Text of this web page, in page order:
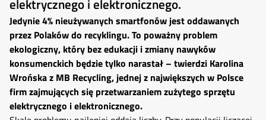
elektrycznego i elektronicznego.
Jedynie 4% nieużywanych smartfonów jest oddawanych
przez Polaków do recyklingu. To poważny problem
ekologiczny, który bez edukacji i zmiany nawyków
konsumenckich będzie tylko narastał – twierdzi Karolina
Wrońska z MB Recycling, jednej z największych w Polsce
firm zajmujących się przetwarzaniem zużytego sprzętu
elektrycznego i elektronicznego.